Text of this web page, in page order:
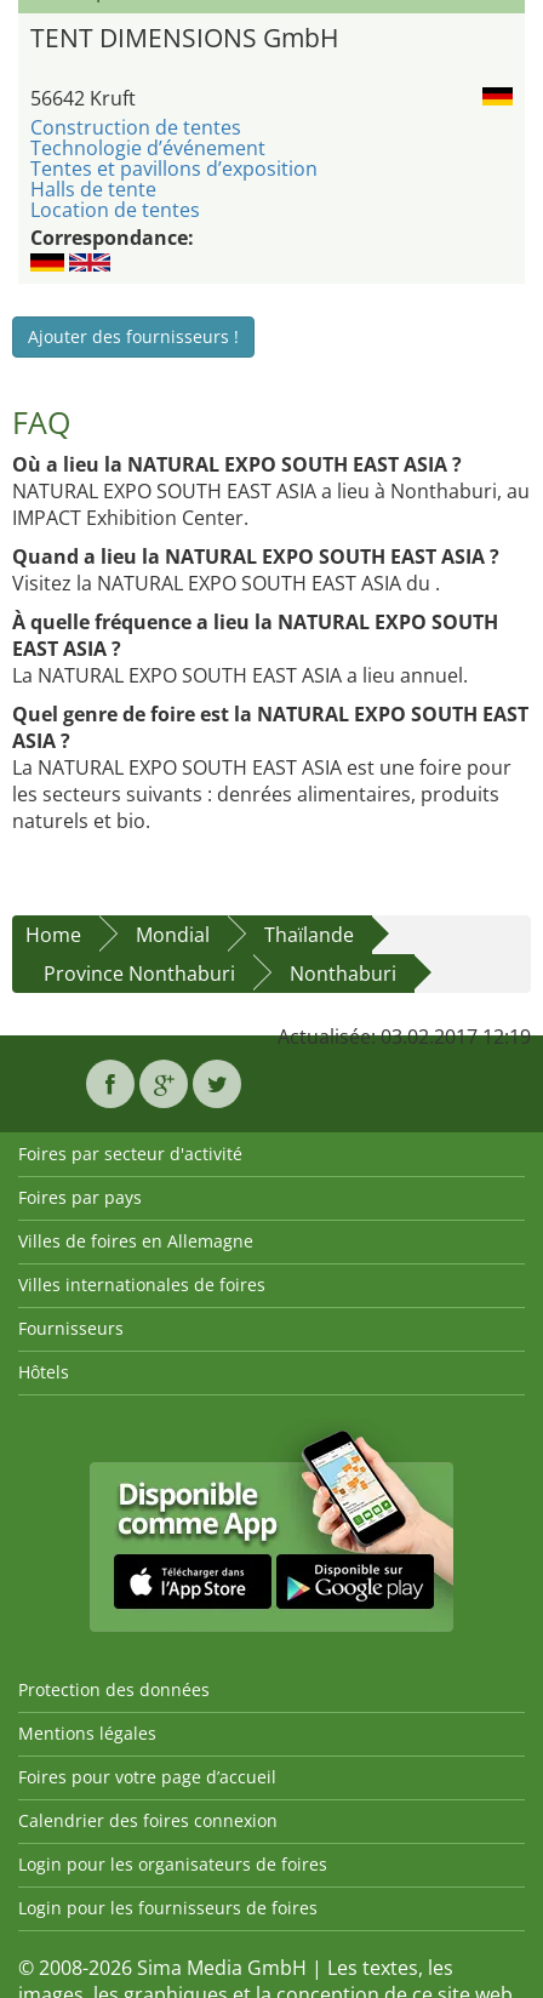
TENT DIMENSIONS GmbH
56642 Kruft
Construction de tentes
Technologie d’événement
Tentes et pavillons d’exposition
Halls de tente
Location de tentes
Correspondance:
Ajouter des fournisseurs !
FAQ
Où a lieu la NATURAL EXPO SOUTH EAST ASIA ?
NATURAL EXPO SOUTH EAST ASIA a lieu à Nonthaburi, au
IMPACT Exhibition Center.
Quand a lieu la NATURAL EXPO SOUTH EAST ASIA ?
Visitez la NATURAL EXPO SOUTH EAST ASIA du .
À quelle fréquence a lieu la NATURAL EXPO SOUTH
EAST ASIA ?
La NATURAL EXPO SOUTH EAST ASIA a lieu annuel.
Quel genre de foire est la NATURAL EXPO SOUTH EAST
ASIA ?
La NATURAL EXPO SOUTH EAST ASIA est une foire pour
les secteurs suivants : denrées alimentaires, produits
naturels et bio.
Home Mondial
Thaïlande
Province Nonthaburi
Nonthaburi
Actualisée: 03.02.2017 12:19
Foires par secteur d'activité
Foires par pays
Villes de foires en Allemagne
Villes internationales de foires
Fournisseurs
Hôtels
Protection des données
Mentions légales
Foires pour votre page d’accueil
Calendrier des foires connexion
Login pour les organisateurs de foires
Login pour les fournisseurs de foires
© 2008-2026 Sima Media GmbH | Les textes, les